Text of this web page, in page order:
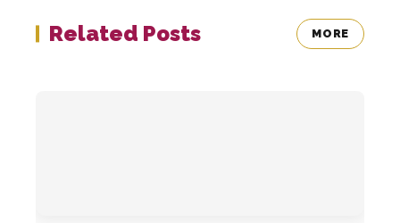
Related Posts MORE